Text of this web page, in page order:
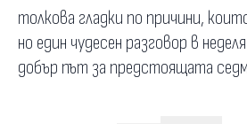
толкова гладки по причини,
но един чудесен разговор в
добър път за предстоящата